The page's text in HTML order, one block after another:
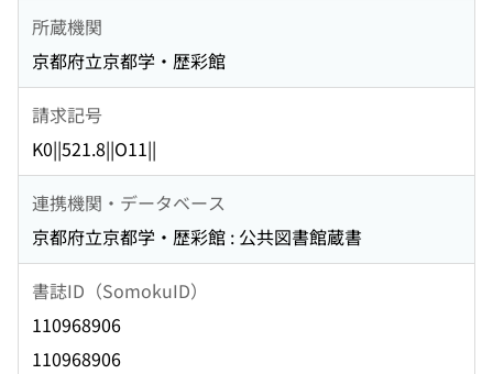
所蔵機関
京都府立京都学・歴彩館
請求記号
K0||521.8||O11||
連携機関・データベース
京都府立京都学・歴彩館 : 公共図書館蔵書
書誌ID（SomokuID）
110968906
110968906